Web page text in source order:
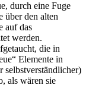
durch eine Fuge
über den alten
auf das
werden.
die in
Elemente in
selbstverständlicher)
als wären sie